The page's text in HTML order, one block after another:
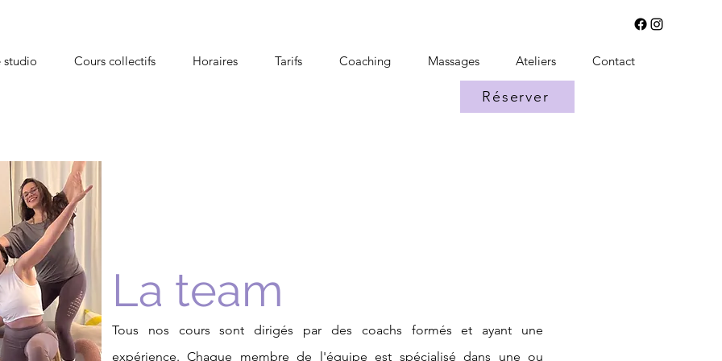
studio Cours collectifs Horaires Tarifs Coaching Massages Ateliers Contact
Réserver
La team
Tous nos cours sont dirigés par des coachs formés et ayant une
expérience. Chaque membre de l'équipe est spécialisé dans une ou